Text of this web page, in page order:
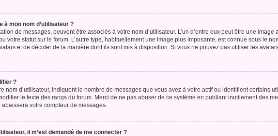
à mon nom d’utilisateur ?
de messages, peuvent être associés à votre nom d’utilisateur. L’un d’entre eux peut être une
votre statut sur le forum. L’autre type, habituellement une image plus imposante, est connue sous le
et de décider de la manière dont ils sont mis à disposition. Si vous ne pouvez pas utiliser les
?
nom d’utilisateur, indiquent le nombre de messages que vous avez à votre actif ou identifient certains
le texte des rangs du forum. Merci de ne pas abuser de ce système en publiant inutilement des
votre compteur de messages.
il m’est demandé de me connecter ?